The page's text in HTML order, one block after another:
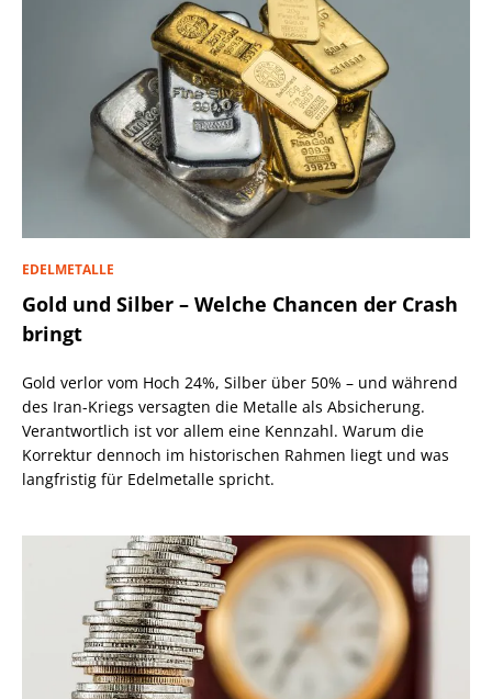
EDELMETALLE
Gold und Silber – Welche Chancen der Crash
bringt
Gold verlor vom Hoch 24%, Silber über 50% – und während
des Iran-Kriegs versagten die Metalle als Absicherung.
Verantwortlich ist vor allem eine Kennzahl. Warum die
Korrektur dennoch im historischen Rahmen liegt und was
langfristig für Edelmetalle spricht.